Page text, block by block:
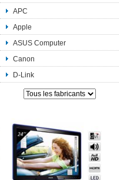
APC
Apple
ASUS Computer
Canon
D-Link